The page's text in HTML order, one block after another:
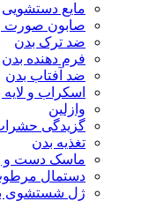
مایع دستشویی
صابون صورت
ضد ترک بدن
فرم دهنده بدن
ضد آفتاب بدن
اسکراب و لایه
وازلین
گزیدگی
تغذیه بدن
ماسک دست و
دستمال
ژل شستشوی